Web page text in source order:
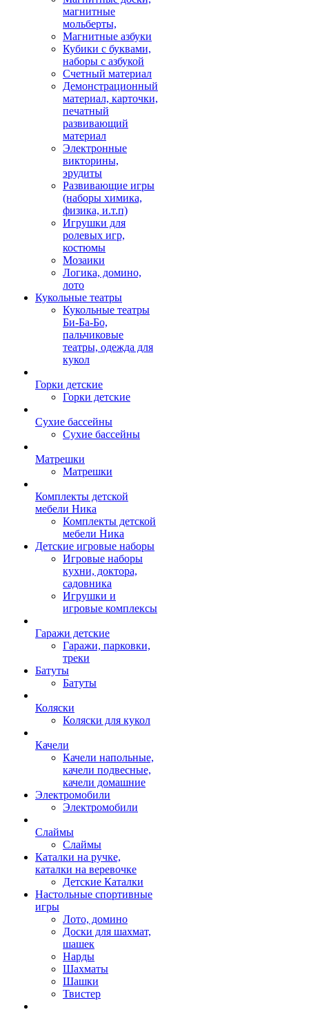
магнитные
мольберты,
Магнитные азбуки
Кубики с буквами,
наборы с азбукой
Счетный материал
Демонстрационный
материал, карточки,
печатный
развивающий
материал
Электронные
викторины,
эрудиты
Развивающие игры
(наборы химика,
физика, и.т.п)
Игрушки для
ролевых игр,
костюмы
Мозаики
Логика, домино,
лото
Кукольные театры
Кукольные театры
Би-Ба-Бо,
пальчиковые
театры, одежда для
кукол
Горки детские
Горки детские
Сухие бассейны
Сухие бассейны
Матрешки
Матрешки
Комплекты детской
мебели Ника
Комплекты детской
мебели Ника
Детские игровые наборы
Игровые наборы
кухни, доктора,
садовника
Игрушки и
игровые комплексы
Гаражи детские
Гаражи, парковки,
треки
Батуты
Батуты
Коляски
Коляски для кукол
Качели
Качели напольные,
качели подвесные,
качели домашние
Электромобили
Электромобили
Слаймы
Слаймы
Каталки на ручке,
каталки на веревочке
Детские Каталки
Настольные спортивные
игры
Лото, домино
Доски для шахмат,
шашек
Нарды
Шахматы
Шашки
Твистер